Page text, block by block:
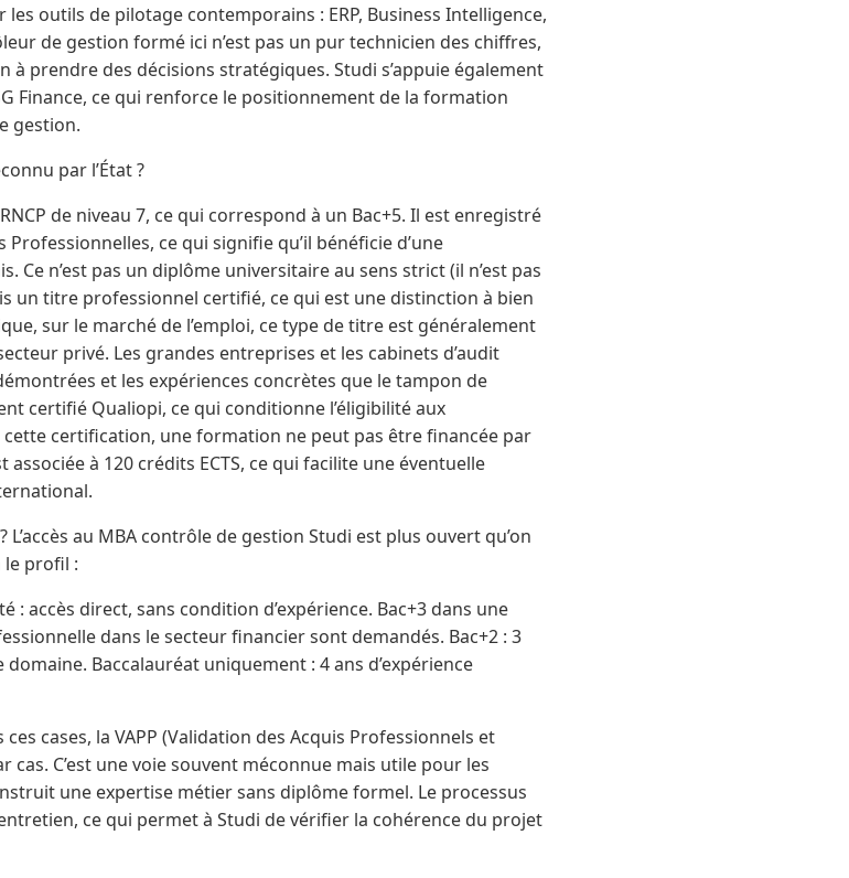
outils de pilotage contemporains : ERP, Business Intelligence,
de gestion formé ici n’est pas un pur technicien des chiffres,
à prendre des décisions stratégiques. Studi s’appuie également
Finance, ce qui renforce le positionnement de la formation
gestion.
par l’État ?
de niveau 7, ce qui correspond à un Bac+5. Il est enregistré
ce qui signifie qu’il bénéficie d’une
Ce n’est pas un diplôme universitaire au sens strict (il n’est pas
un titre professionnel certifié, ce qui est une distinction à bien
sur le marché de l’emploi, ce type de titre est généralement
privé. Les grandes entreprises et les cabinets d’audit
et les expériences concrètes que le tampon de
certifié Qualiopi, ce qui conditionne l’éligibilité aux
certification, une formation ne peut pas être financée par
associée à 120 crédits ECTS, ce qui facilite une éventuelle
au MBA contrôle de gestion Studi est plus ouvert qu’on
le profil :
: accès direct, sans condition d’expérience. Bac+3 dans une
dans le secteur financier sont demandés. Bac+2 : 3
Baccalauréat uniquement : 4 ans d’expérience
cases, la VAPP (Validation des Acquis Professionnels et
C’est une voie souvent méconnue mais utile pour les
une expertise métier sans diplôme formel. Le processus
ce qui permet à Studi de vérifier la cohérence du projet